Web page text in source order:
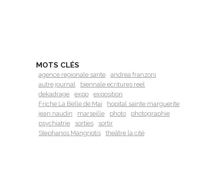
MOTS CLÉS
agence regionale sante
andrea franzoni
autre journal
biennale ecritures reel
dekadrage
expo
exposition
Friche La Belle de Mai
hopital sainte marguerite
jean naudin
marseille photo
photographie
psychiatrie
sorties
sortir
Stephanos Mangriotis
theâtre la cité